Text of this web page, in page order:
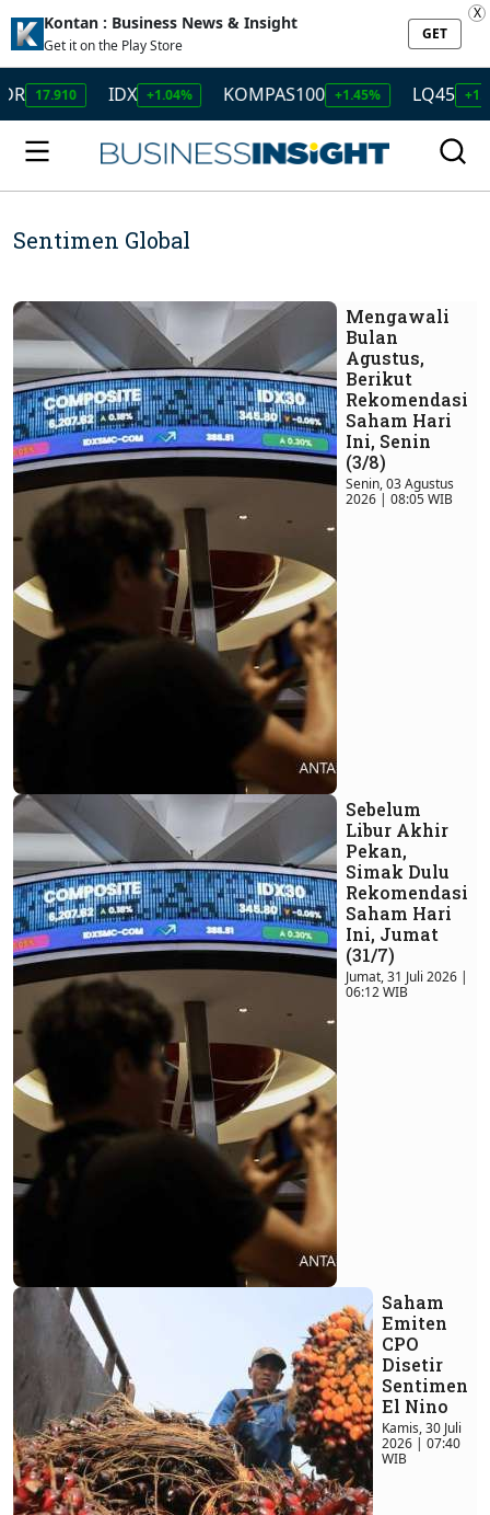
Kontan : Business News & Insight
Get it on the Play Store
GET
X
IDX +1.04% KOMPAS100 +1.45% LQ45 +1.50% ISSI
Sentimen Global
Mengawali
Bulan
Agustus,
Berikut
Rekomendasi
Saham Hari
Ini, Senin
(3/8)
Senin, 03 Agustus
2026 | 08:05 WIB
Sebelum
Libur Akhir
Pekan,
Simak Dulu
Rekomendasi
Saham Hari
Ini, Jumat
(31/7)
Jumat, 31 Juli 2026 |
06:12 WIB
Saham
Emiten
CPO
Disetir
Sentimen
El Nino
Kamis, 30 Juli
2026 | 07:40
WIB